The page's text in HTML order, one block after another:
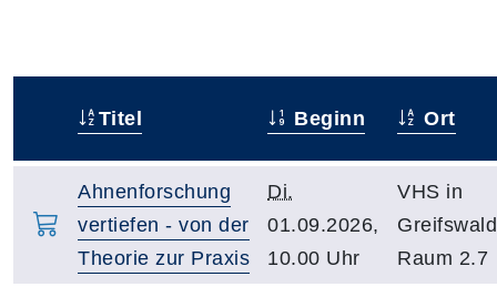
Titel Beginn Ort
Ahnenforschung
vertiefen - von der
Theorie zur Praxis
Di.
01.09.2026,
10.00 Uhr
VHS in
Raum 2.7